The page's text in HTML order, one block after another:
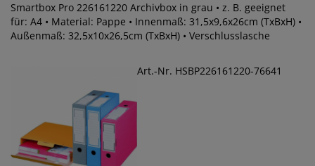
Smartbox Pro 226161220 Archivbox in grau • z. B. geeignet
für: A4 • Material: Pappe • Innenmaß: 31,5x9,6x26cm (TxBxH) •
Außenmaß: 32,5x10x26,5cm (TxBxH) • Verschlusslasche
Art.-Nr. HSBP226161220-76641